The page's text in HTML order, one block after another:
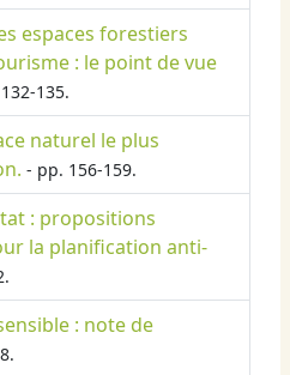
espaces forestiers
: le point de vue
135.
naturel le plus
- pp. 156-159.
: propositions
la planification anti-
: note de